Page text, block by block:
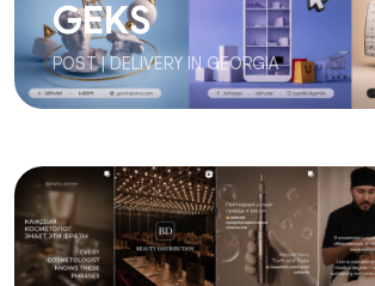
GEKS
POST | DELIVERY IN GEORGIA